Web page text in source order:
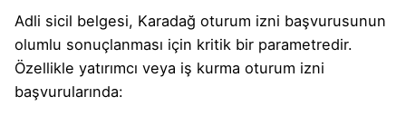
Adli sicil belgesi, Karadağ oturum izni başvurusunun
olumlu sonuçlanması için kritik bir parametredir.
Özellikle yatırımcı veya iş kurma oturum izni
başvurularında: